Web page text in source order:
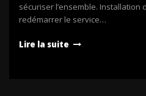
sécuriser l’ensemble. Installation
redémarrer le service…
Lire la suite